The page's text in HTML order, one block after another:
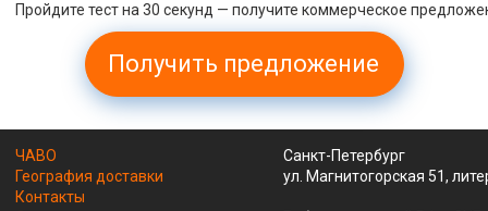
Пройдите тест на 30 секунд — получите коммерческое
Получить предложение
ЧАВО
География доставки
Контакты
Санкт-Петербург
ул. Магнитогорская 51,